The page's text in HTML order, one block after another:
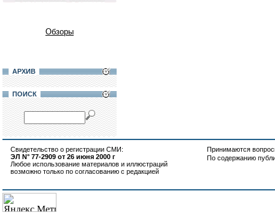
Обзоры
АРХИВ
ПОИСК
Свидетельство о регистрации СМИ:
ЭЛ N° 77-2909 от 26 июня 2000 г
Любое использование материалов и иллюстраций
возможно только по согласованию с редакцией
Принимаются
По содержанию